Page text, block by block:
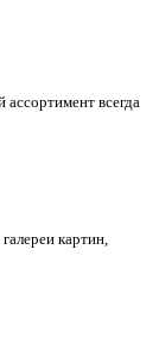
всегда
картин,